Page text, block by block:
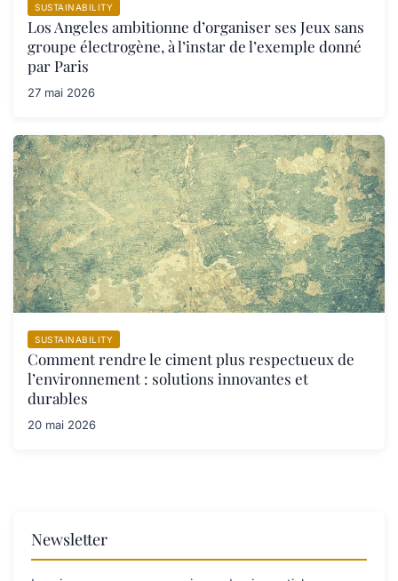
SUSTAINABILITY
Los Angeles ambitionne d’organiser ses Jeux sans
groupe électrogène, à l’instar de l’exemple donné
par Paris
27 mai 2026
SUSTAINABILITY
Comment rendre le ciment plus respectueux de
l’environnement : solutions innovantes et
durables
20 mai 2026
Newsletter